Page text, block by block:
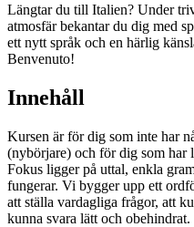
Längtar du till Italien? Under
atmosfär bekantar du dig med
ett nytt språk och en härlig
Benvenuto!
Innehåll
Kursen är för dig som inte har
(nybörjare) och för dig som har
Fokus ligger på uttal, enkla
fungerar. Vi bygger upp ett
att ställa vardagliga frågor, att
kunna svara lätt och obehindrat.